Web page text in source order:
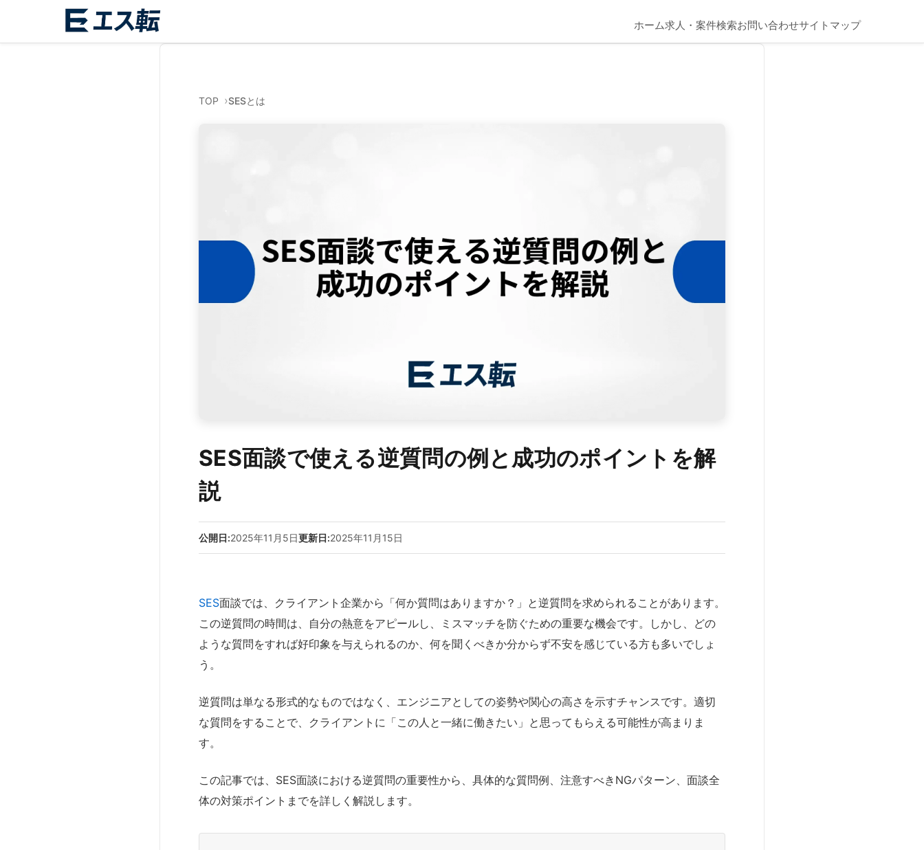
ホーム求人・案件検索お問い合わせサイトマップ
TOP SESとは
SES面談で使える逆質問の例と成功のポイントを解
説
公開日:2025年11月5日更新日:2025年11月15日
SES面談では、クライアント企業から「何か質問はありますか？」と逆質問を求められることがあります。
この逆質問の時間は、自分の熱意をアピールし、ミスマッチを防ぐための重要な機会です。しかし、どの
ような質問をすれば好印象を与えられるのか、何を聞くべきか分からず不安を感じている方も多いでしょ
う。
逆質問は単なる形式的なものではなく、エンジニアとしての姿勢や関心の高さを示すチャンスです。適切
な質問をすることで、クライアントに「この人と一緒に働きたい」と思ってもらえる可能性が高まりま
す。
この記事では、SES面談における逆質問の重要性から、具体的な質問例、注意すべきNGパターン、面談全
体の対策ポイントまでを詳しく解説します。